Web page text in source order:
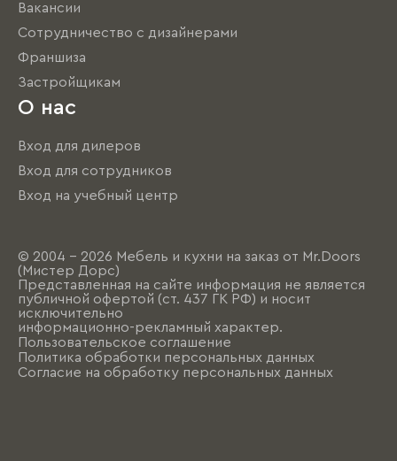
Вакансии
Сотрудничество с дизайнерами
Франшиза
Застройщикам
О нас
Вход для дилеров
Вход для сотрудников
Вход на учебный центр
© 2004 - 2026 Мебель и кухни на заказ от Mr.Doors
(Мистер Дорс)
Представленная на сайте информация не является
публичной офертой (ст. 437 ГК РФ) и носит
исключительно
информационно-рекламный характер.
Пользовательское соглашение
Политика обработки персональных данных
Согласие на обработку персональных данных